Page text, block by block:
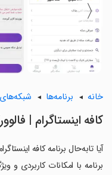
〈
خانه برنامه‌ها
کافه اینستاگرام |
آیا تابه‌حال برنامه کافه
برنامه با امکانات کاربردی و